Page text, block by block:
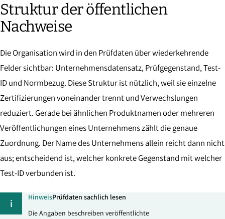
Struktur der öffentlichen
Nachweise
Die Organisation wird in den Prüfdaten über wiederkehrende
Felder sichtbar: Unternehmensdatensatz, Prüfgegenstand, Test-
ID und Normbezug. Diese Struktur ist nützlich, weil sie einzelne
Zertifizierungen voneinander trennt und Verwechslungen
reduziert. Gerade bei ähnlichen Produktnamen oder mehreren
Veröffentlichungen eines Unternehmens zählt die genaue
Zuordnung. Der Name des Unternehmens allein reicht dann nicht
aus; entscheidend ist, welcher konkrete Gegenstand mit welcher
Test-ID verbunden ist.
i HinweisPrüfdaten sachlich lesen
Die Angaben beschreiben veröffentlichte